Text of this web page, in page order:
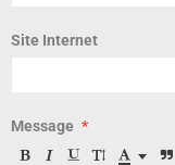
Site Internet
Message